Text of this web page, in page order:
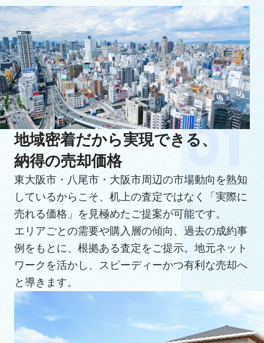
地域密着だから実現できる、
納得の売却価格
東大阪市・八尾市・大阪市周辺の市場動向を熟知
しているからこそ、机上の査定ではなく「実際に
売れる価格」を見極めたご提案が可能です。
エリアごとの需要や購入層の傾向、過去の成約事
例をもとに、根拠ある査定をご提示。地元ネット
ワークを活かし、スピーディーかつ有利な売却へ
と導きます。